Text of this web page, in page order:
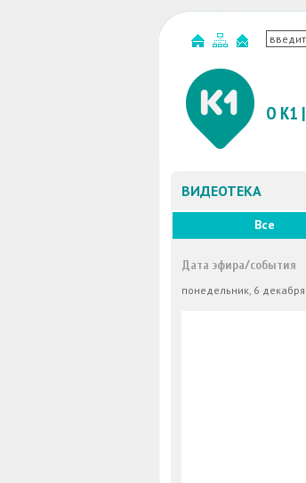
О К1 |
ВИДЕОТЕКА
Все
Дата эфира/события
понедельник, 6 декабря